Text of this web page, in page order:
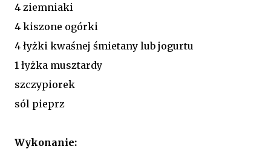
4 ziemniaki
4 kiszone ogórki
4 łyżki kwaśnej śmietany lub jogurtu
1 łyżka musztardy
szczypiorek
sól pieprz
Wykonanie: